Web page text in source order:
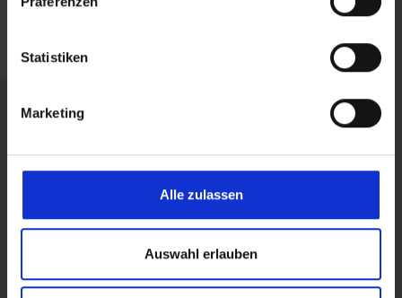
Statistiken
Marketing
Alle zulassen
Auswahl erlauben
Laat u nu vrijblijvend